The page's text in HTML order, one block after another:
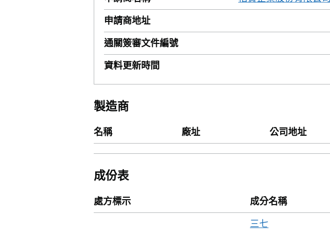
申請商地址
通關簽審文件編號
資料更新時間
製造商
名稱 廠址 公司地址
成份表
處方標示 成分名稱
三七